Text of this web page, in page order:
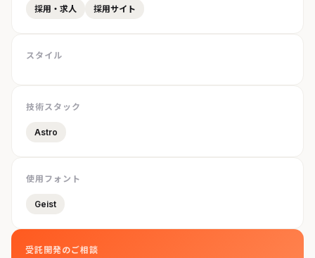
採用・求人 採用サイト
スタイル
技術スタック
Astro
使用フォント
Geist
受託開発のご相談